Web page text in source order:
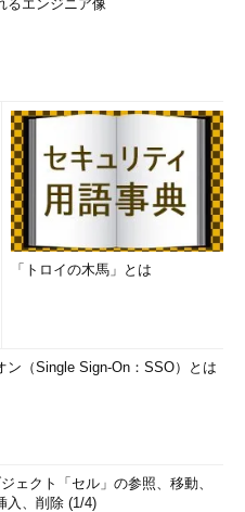
るエンジニア像
「トロイの木馬」とは
ン（Single Sign-On：SSO）とは
ェクト「セル」の参照、移動、
入、削除 (1/4)